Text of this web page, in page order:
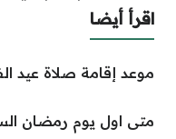
اقرأ أيضا
موعد إقامة صلاة عيد
متى اول يوم رمضان